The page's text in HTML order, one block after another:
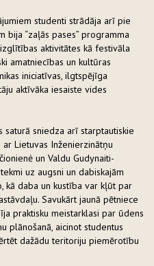
studenti strādāja arī pie
bija “zaļās pases” programma
aktivitātes kā festivāla
amatniecības un kultūras
iniciatīvas, ilgtspējīga
aktīvāka iesaiste vides
sniedza arī starptautiskie
Lietuvas Inženierzinātņu
un Valdu Gudynaiti-
uz augsni un dabiskajām
kā daba un kustība var kļūt par
Savukārt jaunā pētniece
praktisku meistarklasi par ūdens
plānošanā, aicinot studentus
dažādu teritoriju piemērotību